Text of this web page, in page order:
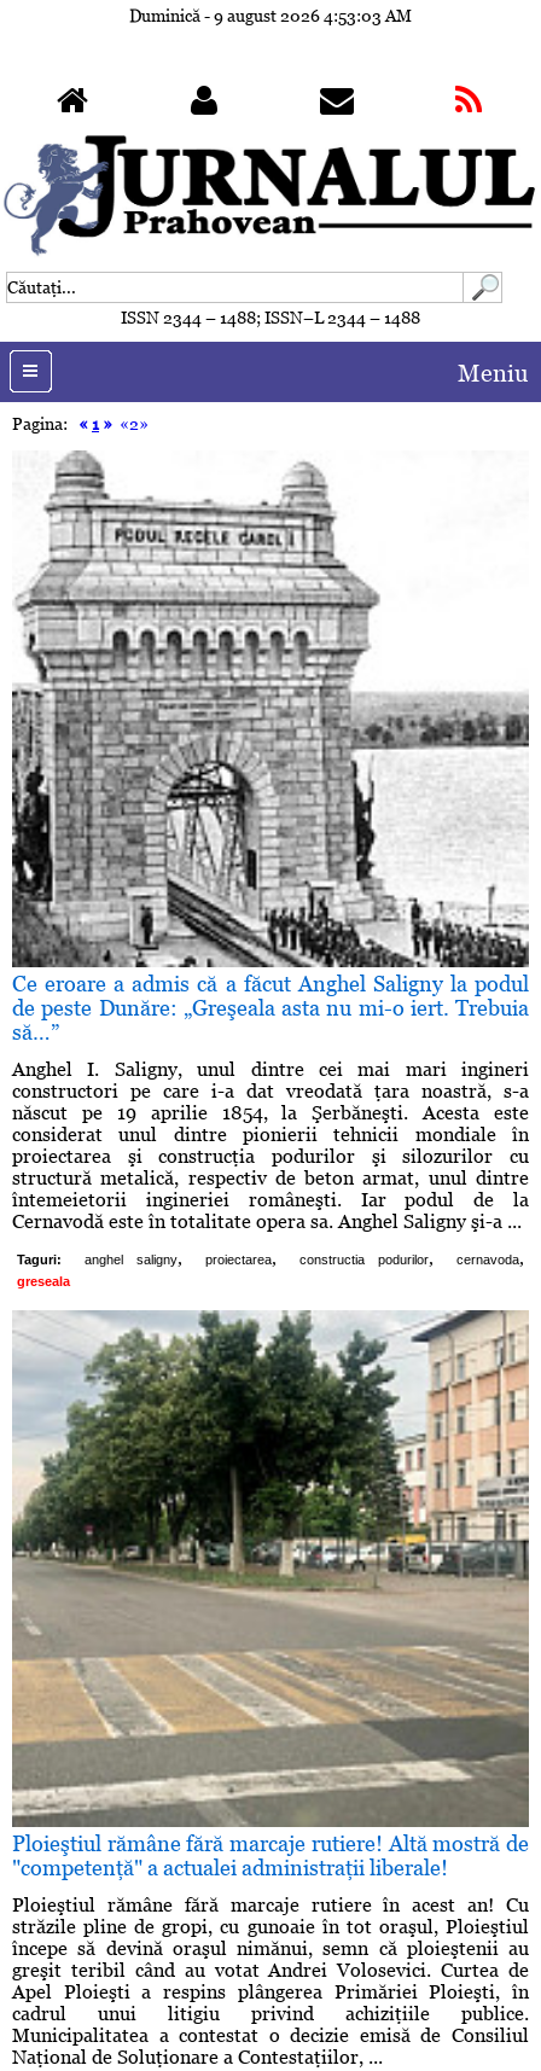
Duminică - 9 august 20264:53:06 AM
ISSN 2344 – 1488; ISSN–L 2344 – 1488
Meniu
Pagina: «1» «2»
Ce eroare a admis că a făcut Anghel Saligny la podul
de peste Dunăre: „Greşeala asta nu mi-o iert. Trebuia
să…”
Anghel I. Saligny, unul dintre cei mai mari ingineri
constructori pe care i-a dat vreodată ţara noastră, s-a
născut pe 19 aprilie 1854, la Şerbăneşti. Acesta este
considerat unul dintre pionierii tehnicii mondiale în
proiectarea şi construcţia podurilor şi silozurilor cu
structură metalică, respectiv de beton armat, unul dintre
întemeietorii ingineriei româneşti. Iar podul de la
Cernavodă este în totalitate opera sa. Anghel Saligny şi-a ...
Taguri: anghel saligny, proiectarea, constructia podurilor, cernavoda,
greseala
Ploieştiul rămâne fără marcaje rutiere! Altă mostră de
"competenţă" a actualei administraţii liberale!
Ploieştiul rămâne fără marcaje rutiere în acest an! Cu
străzile pline de gropi, cu gunoaie în tot oraşul, Ploieştiul
începe să devină oraşul nimănui, semn că ploieştenii au
greşit teribil când au votat Andrei Volosevici. Curtea de
Apel Ploieşti a respins plângerea Primăriei Ploieşti, în
cadrul unui litigiu privind achiziţiile publice.
Municipalitatea a contestat o decizie emisă de Consiliul
Naţional de Soluţionare a Contestaţiilor, ...